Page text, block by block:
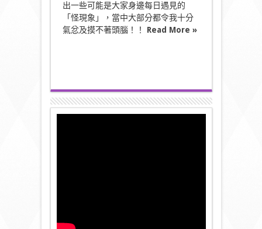
出一些可能是大家身邊每日遇見的
「怪現象」，當中大部分都令我十分
氣忿及摸不著頭腦！！ Read More »